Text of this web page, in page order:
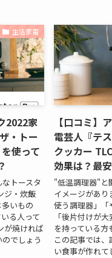
生活家電
2022家
・トー
使って
トースタ
ジ・炊飯
いもの
る人って
が焼ければ
でしょう
【口コミ】
電芸人『テ
クッカー
効果は？最
"低温調理器"と
イメージがあ
使う調理器」「
「後片付けが
を持っている方
この記事では
い食事が作れて